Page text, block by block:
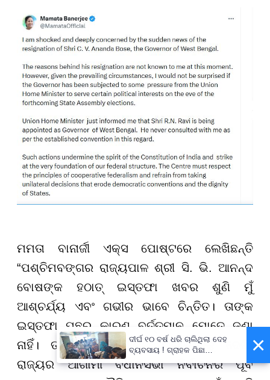
ମମତା ବାନାର୍ଜୀ ଏକ୍ସ ପୋଷ୍ଟରେ ଲେଖିଛନ୍ତି
“ପଶ୍ଚିମବଙ୍ଗର ରାଜ୍ୟପାଳ ଶ୍ରୀ ସି. ଭି. ଆନନ୍ଦ
ବୋଷଙ୍କ ହଠାତ୍ ଇସ୍ତଫା ଖବର ଶୁଣି ମୁଁ
ଆଶ୍ଚର୍ଯ୍ୟ ଏବଂ ଗଭୀର ଭାବେ ଚିନ୍ତିତ। ତାଙ୍କ
ଇସ୍ତଫା ପଛର କାରଣ ବର୍ତ୍ତମାନ ମୋତେ ଜଣା
ନାହିଁ। ତଥାପି, ବର୍ତ୍ତମାନର ପରିସ୍ଥିତିକୁ ଦେଖି,
ରାଜ୍ୟର ଆଗାମୀ ବିଧାନସଭା ନିର୍ବାଚନର ପୂର୍ବ
×
ଦୀର୍ଘ ୧୦ ବର୍ଷ ଧରି ଚାଲିଥିଲା ଦେହ
ବ୍ୟବସାୟ ! ଗ୍ରାହକ ପିଛା
ନିଆଯାଉଥିଲା ଅତିରିକ୍ତ ୫୦୦